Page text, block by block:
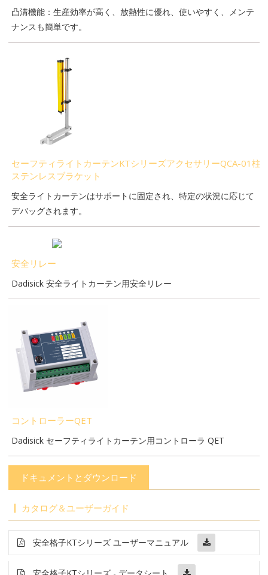
凸溝機能：生産効率が高く、放熱性に優れ、使いやすく、メンテ
ナンスも簡単です。
セーフティライトカーテンKTシリーズアクセサリーQCA-01柱
ステンレスブラケット
安全ライトカーテンはサポートに固定され、特定の状況に応じて
デバッグされます。
安全リレー
Dadisick 安全ライトカーテン用安全リレー
コントローラーQET
Dadisick セーフティライトカーテン用コントローラ QET
ドキュメントとダウンロード
カタログ＆ユーザーガイド
安全格子KTシリーズ ユーザーマニュアル